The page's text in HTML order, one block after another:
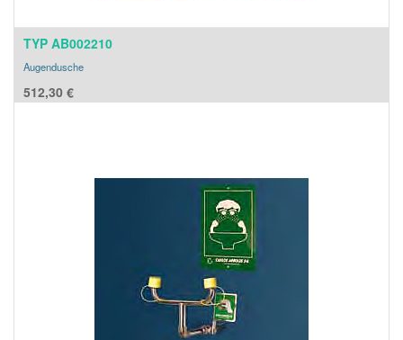
TYP AB002210
Augendusche
512,30 €